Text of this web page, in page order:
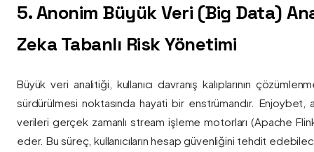
5. Anonim Büyük Veri (Big Data)
Zeka Tabanlı Risk Yönetimi
Büyük veri analitiği, kullanıcı davranış kalıplarının
sürdürülmesi noktasında hayati bir enstrümandır. Enjoybet,
verileri gerçek zamanlı stream işleme motorları (Apache Flink
eder. Bu süreç, kullanıcıların hesap güvenliğini tehdit